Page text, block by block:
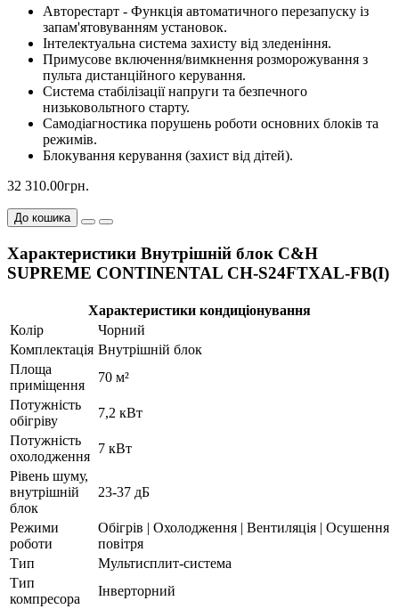
Авторестарт - Функція автоматичного перезапуску із
запам'ятовуванням установок.
Інтелектуальна система захисту від зледеніння.
Примусове включення/вимкнення розморожування з
пульта дистанційного керування.
Система стабілізації напруги та безпечного
низьковольтного старту.
Самодіагностика порушень роботи основних блоків та
режимів.
Блокування керування (захист від дітей).
32 310.00грн.
До кошика
Характеристики Внутрішній блок C&H
SUPREME CONTINENTAL CH-S24FTXAL-FB(I)
Характеристики кондиціонування
Колір
Чорний
Комплектація Внутрішній блок
Площа
приміщення
70 м²
Потужність
обігріву
7,2 кВт
Потужність
охолодження
7 кВт
Рівень шуму,
внутрішній
блок
23-37 дБ
Режими
роботи
Обігрів | Охолодження | Вентиляція | Осушення
повітря
Тип
Мультисплит-система
Тип
компресора
Інверторний